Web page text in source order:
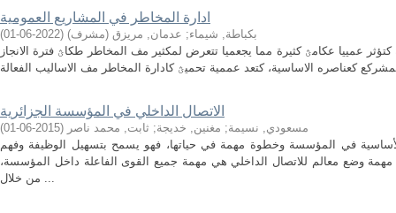
ادارة المخاطر في المشاريع العمومية
بكباطة, شيماء; عدمان, مريزق (مشرف) (
2022-06-01
)
عمييا عكامؿ كثيرة مما يجعميا تتعرض لمكثير مف المخاطر طكاؿ فترة الانجاز
الاتصال الداخلي في المؤسسة الجزائرية
مسعودي, نسيمة; مغنين, خديجة; ثابت, محمد ناصر (
2015-06-01
)
في المؤسسة وخطوة مهمة في حياتها، فهو يسمح بتسهيل الوظيفة وفهم
وضع معالم للاتصال الداخلي هي مهمة جميع القوى الفاعلة داخل المؤسسة،
من خلال ...